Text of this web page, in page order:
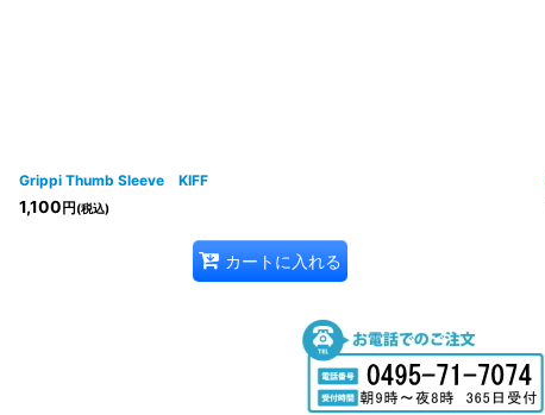
Grippi Thumb Sleeve KIFF
1,100 円 (税込)
カートに入れる